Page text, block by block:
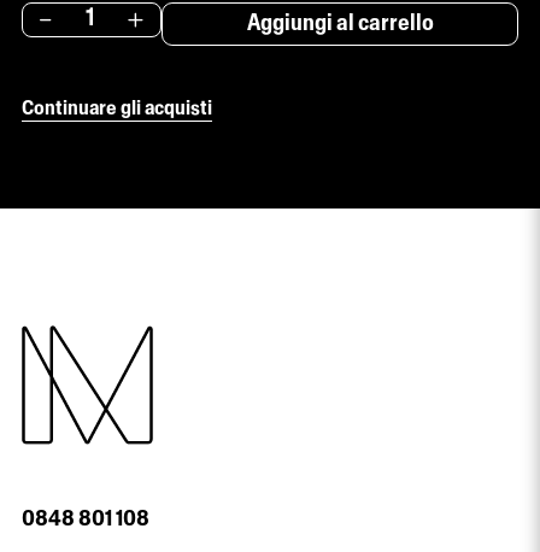
Continuare gli acquisti
- + Aggiungi al carrello
0848 801 108